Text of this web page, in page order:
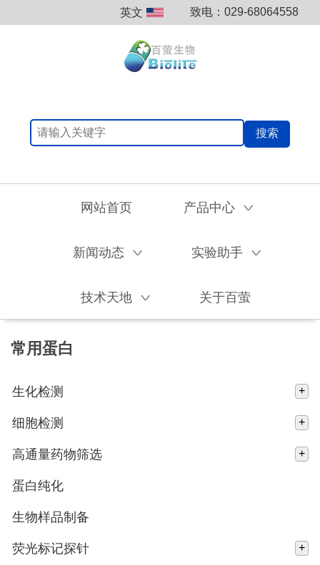
英文 致电：029-68064558
搜索
网站首页 产品中心 V
新闻动态 V 实验助手 V
技术天地 V 关于百萤
常用蛋白
生化检测 +
细胞检测 +
高通量药物筛选 +
蛋白纯化
生物样品制备
荧光标记探针 +